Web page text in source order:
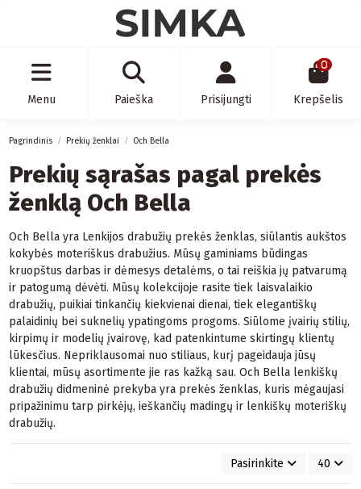
Menu Paieška Prisijungti
0
Krepšelis
Pagrindinis Prekių ženklai Och Bella
Prekių sąrašas pagal prekės
ženklą Och Bella
Och Bella yra Lenkijos drabužių prekės ženklas, siūlantis aukštos
kokybės moteriškus drabužius. Mūsų gaminiams būdingas
kruopštus darbas ir dėmesys detalėms, o tai reiškia jų patvarumą
ir patogumą dėvėti. Mūsų kolekcijoje rasite tiek laisvalaikio
drabužių, puikiai tinkančių kiekvienai dienai, tiek elegantiškų
palaidinių bei suknelių ypatingoms progoms. Siūlome įvairių stilių,
kirpimų ir modelių įvairovę, kad patenkintume skirtingų klientų
lūkesčius. Nepriklausomai nuo stiliaus, kurį pageidauja jūsų
klientai, mūsų asortimente jie ras kažką sau. Och Bella lenkiškų
drabužių didmeninė prekyba yra prekės ženklas, kuris mėgaujasi
pripažinimu tarp pirkėjų, ieškančių madingų ir lenkiškų moteriškų
drabužių.
Pasirinkite 40